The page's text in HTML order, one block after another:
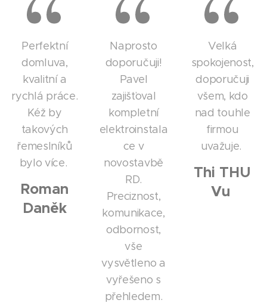
Perfektní
domluva,
kvalitní a
rychlá práce.
Kéž by
takových
řemeslníků
bylo více.
Roman
Daněk
Naprosto
doporučuji!
Pavel
zajišťoval
kompletní
elektroinstala
ce v
novostavbě
RD.
Preciznost,
komunikace,
odbornost,
vše
vysvětleno a
vyřešeno s
přehledem.
Velká
spokojenost,
doporučuji
všem, kdo
nad touhle
firmou
uvažuje.
Thi THU
Vu